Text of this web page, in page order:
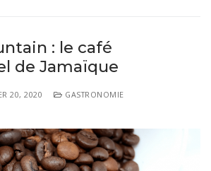
: le café
de Jamaïque
20, 2020
GASTRONOMIE